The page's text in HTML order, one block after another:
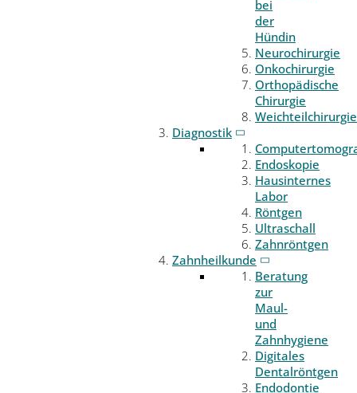
bei
der
Hündin
Neurochirurgie
Onkochirurgie
Orthopädische
Chirurgie
Weichteilchirurgie
Diagnostik
Endoskopie
Hausinternes
Labor
Röntgen
Ultraschall
Zahnröntgen
Zahnheilkunde
Beratung
zur
Maul-
und
Zahnhygiene
Digitales
Dentalröntgen
Endodontie